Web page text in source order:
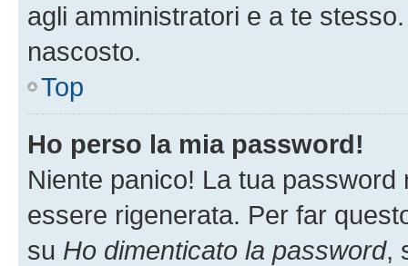
agli amministratori e a te
nascosto.
Top
Ho perso la mia password!
Niente panico! La tua
essere rigenerata. Per far
su Ho dimenticato la password,